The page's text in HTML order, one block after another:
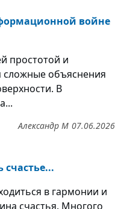
войне
простотой и
объяснения
В
07.06.2026
Александр М
счастье...
в гармонии и
счастья. Многого